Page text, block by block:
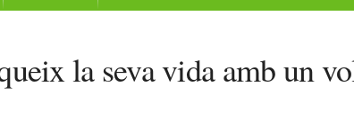
la seva vida amb un